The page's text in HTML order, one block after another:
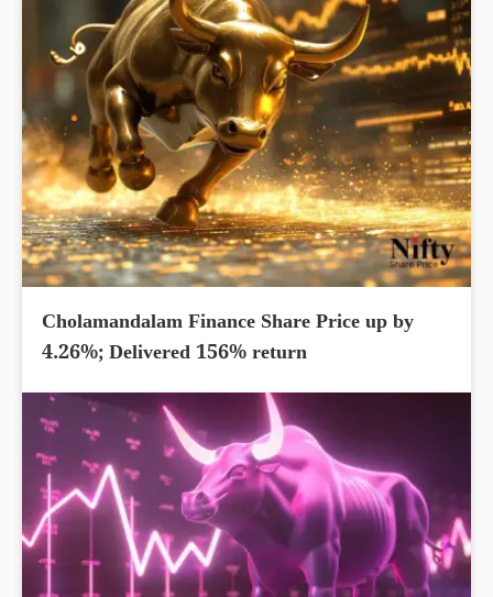
Cholamandalam Finance Share Price up by
4.26%; Delivered 156% return